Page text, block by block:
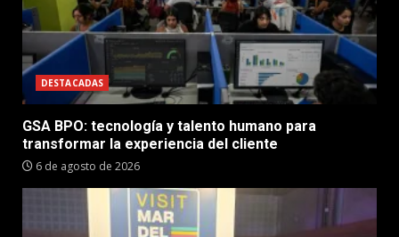
DESTACADAS
GSA BPO: tecnología y talento humano para
transformar la experiencia del cliente
6 de agosto de 2026